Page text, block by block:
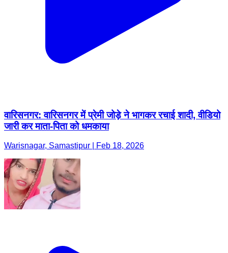
वारिसनगर: वारिसनगर में प्रेमी जोड़े ने भागकर रचाई शादी, वीडियो
जारी कर माता-पिता को धमकाया
Warisnagar, Samastipur | Feb 18, 2026